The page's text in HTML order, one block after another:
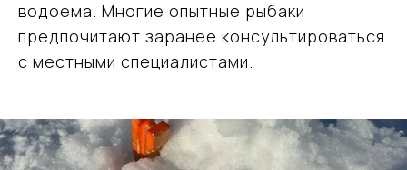
водоема. Многие опытные рыбаки
предпочитают заранее консультироваться
с местными специалистами.